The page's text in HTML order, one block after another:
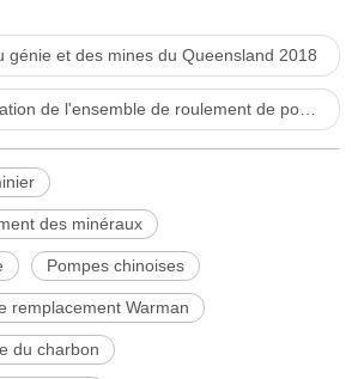
génie et des mines du Queensland 2018
de l'ensemble de roulement de pompe à boue
des minéraux
Pompes chinoises
remplacement Warman
du charbon